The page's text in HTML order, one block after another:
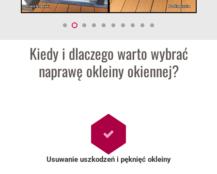
Kiedy i dlaczego warto wybrać
naprawę okleiny okiennej?
Usuwanie uszkodzeń i pęknięć okleiny
Udostępniając swoje
podczas
odwiedzania naszej
strony, zwiększasz
szansę na